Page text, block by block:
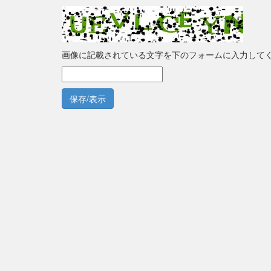
画像に記載されている文字を下のフォームに入力して
保存/表示